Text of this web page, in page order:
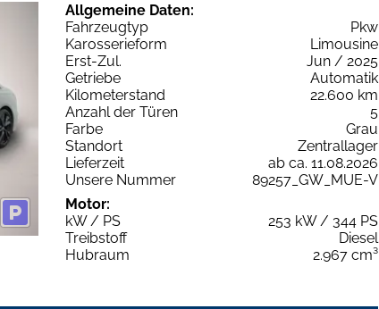
Allgemeine Daten:
Fahrzeugtyp
Pkw
Karosserieform
Limousine
Erst-Zul.
Jun / 2025
Getriebe
Automatik
Kilometerstand
22.600 km
Anzahl der Türen
5
Farbe
Grau
Standort
Zentrallager
Lieferzeit
ab ca. 11.08.2026
Unsere Nummer
89257_GW_MUE-V
Motor:
kW / PS
253 kW / 344 PS
Treibstoff
Diesel
Hubraum
2.967 cm³